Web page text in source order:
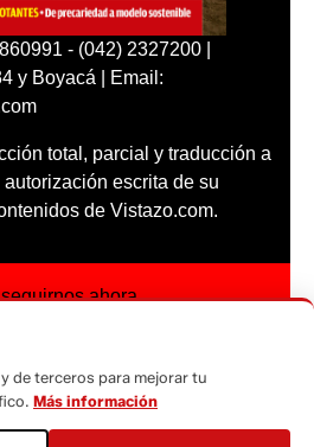
- (042) 2327200 |
y Boyacá | Email:
total, parcial y traducción a
escrita de su
de Vistazo.com.
ahora
a:
de terceros para mejorar tu
Más información